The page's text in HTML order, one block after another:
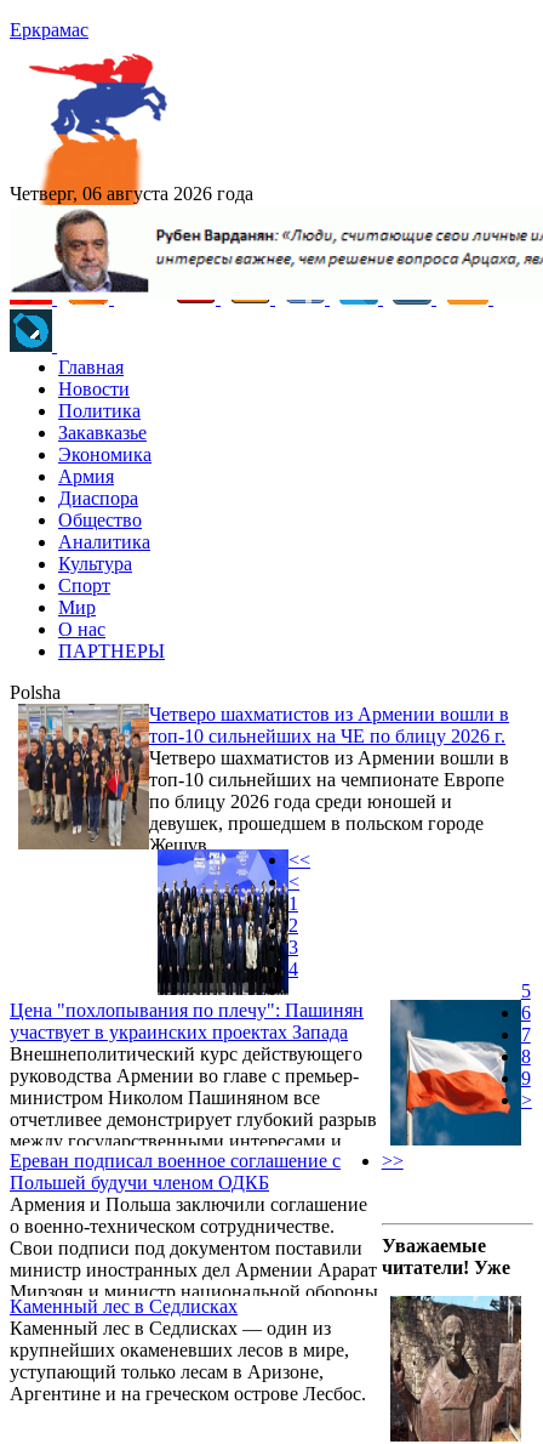
Еркрамас
Четверг, 06 августа 2026 года
Главная
Новости
Политика
Закавказье
Экономика
Армия
Диаспора
Общество
Аналитика
Культура
Спорт
Мир
О нас
ПАРТНЕРЫ
Polsha
Четверо шахматистов из Армении вошли в
топ-10 сильнейших на ЧЕ по блицу 2026 г.
Четверо шахматистов из Армении вошли в
топ-10 сильнейших на чемпионате Европе
по блицу 2026 года среди юношей и
девушек, прошедшем в польском городе
Жешув.
Цена "похлопывания по плечу": Пашинян
участвует в украинских проектах Запада
Внешнеполитический курс действующего
руководства Армении во главе с премьер-
министром Николом Пашиняном все
отчетливее демонстрирует глубокий разрыв
между государственными интересами и
целями правящей верхушки. Очередным
подтверждением этого тренда стало
решение Еревана принять участие в Форуме
по восстановлению Украины, который
проходил 24–25 июня в польском Гданьске.
Ереван подписал военное соглашение с
Польшей будучи членом ОДКБ
Армения и Польша заключили соглашение
о военно-техническом сотрудничестве.
Свои подписи под документом поставили
министр иностранных дел Армении Арарат
Мирзоян и министр национальной обороны
Польши Владислав Косиняк-Камыш.
Церемония состоялась в рамках
официального визита в Польшу делегации
во главе с премьер-министром Армении
Никол Пашинян.
Каменный лес в Седлисках
Каменный лес в Седлисках — один из
крупнейших окаменевших лесов в мире,
уступающий только лесам в Аризоне,
Аргентине и на греческом острове Лесбос.
<<
<
1
2
3
4
5
6
7
8
9
>
>>
Уважаемые
читатели! Уже